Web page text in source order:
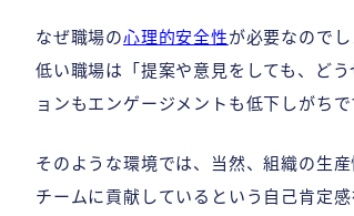
なぜ職場の心理的安全性が必要なので
低い職場は「提案や意見をしても、ど
ョンもエンゲージメントも低下しがちで
そのような環境では、当然、組織の生
チームに貢献しているという自己肯定